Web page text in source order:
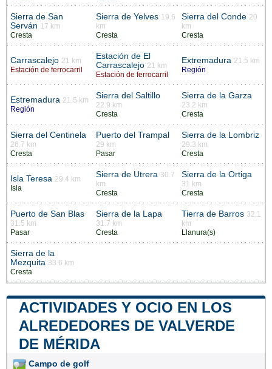
Sierra de San
Serván 17 km
Cresta
Sierra de Yelves 19.6
km
Cresta
Sierra del Conde 20
km
Cresta
Carrascalejo 21 km
Estación de ferrocarril
Estación de El
Carrascalejo 21 km
Estación de ferrocarril
Extremadura 21.5 km
Región
Estremadura 21.5 km
Región
Sierra del Saltillo
22.9 km
Cresta
Sierra de la Garza
23.2 km
Cresta
Sierra del Centinela
26.7 km
Cresta
Puerto del Trampal
29 km
Pasar
Sierra de la Lombriz
29.3 km
Cresta
Isla Teresa 29.4 km
Isla
Sierra de Utrera 30.7
km
Cresta
Sierra de la Ortiga
31 km
Cresta
Puerto de San Blas
31.5 km
Pasar
Sierra de la Lapa
31.7 km
Cresta
Tierra de Barros 32.1
km
Llanura(s)
Sierra de la
Mezquita 33.6 km
Cresta
ACTIVIDADES Y OCIO EN LOS
ALREDEDORES DE VALVERDE
DE MÉRIDA
Campo de golf